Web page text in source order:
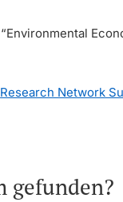
“Environmental
Research Network
gefunden?